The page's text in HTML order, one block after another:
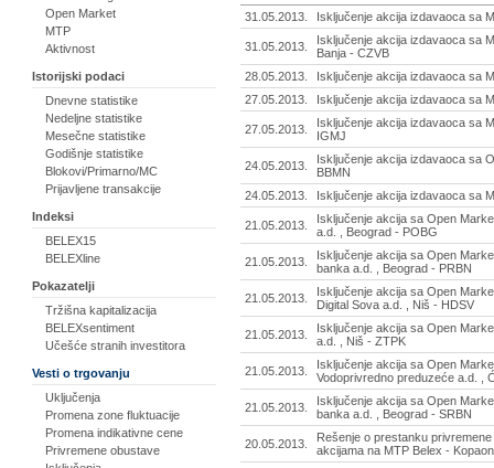
Open Market
MTP
Aktivnost
Istorijski podaci
Dnevne statistike
Nedeljne statistike
Mesečne statistike
Godišnje statistike
Blokovi/Primarno/MC
Prijavljene transakcije
Indeksi
BELEX15
BELEXline
Pokazatelji
Tržišna kapitalizacija
BELEXsentiment
Učešće stranih investitora
Vesti o trgovanju
Uključenja
Promena zone fluktuacije
Promena indikativne cene
Privremene obustave
31.05.2013. Isključenje akcija izdavaoca sa
31.05.2013.
Isključenje akcija izdavaoca sa
Banja - CZVB
28.05.2013.
Isključenje akcija izdavaoca sa
27.05.2013.
Isključenje akcija izdavaoca sa
27.05.2013.
Isključenje akcija izdavaoca sa
IGMJ
24.05.2013.
Isključenje akcija izdavaoca sa
BBMN
24.05.2013.
Isključenje akcija izdavaoca sa
21.05.2013.
Isključenje akcija sa Open
a.d. , Beograd - POBG
21.05.2013.
Isključenje akcija sa Open
banka a.d. , Beograd - PRBN
21.05.2013.
Isključenje akcija sa Open
Digital Sova a.d. , Niš - HDSV
21.05.2013.
Isključenje akcija sa Open
a.d. , Niš - ZTPK
21.05.2013.
Isključenje akcija sa Open
Vodoprivredno preduzeće a.d. ,
21.05.2013.
Isključenje akcija sa Open
banka a.d. , Beograd - SRBN
20.05.2013.
Rešenje o prestanku
akcijama na MTP Belex -